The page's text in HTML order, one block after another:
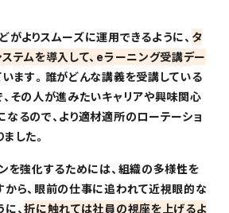
よりスムーズに運用できるように、 タ
テムを導入して、eラーニング受講デー
います。誰がどんな講義を受講している
その人が進みたいキャリアや興味関心
るので、より適材適所のローテーショ
した。
を強化するためには、組織の多様性を
から、眼前の仕事に追われて近視眼的な
、折に触れては社員の視座を上げるよ